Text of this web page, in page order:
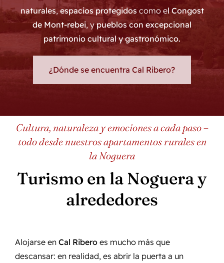
naturales,espacios protegidoscomo el Congost
de Mont-rebei, ypueblos con excepcional
patrimonio cultural y gastronómico.
¿Dónde se encuentra Cal Ribero?
Cultura, naturaleza y emociones a cada paso –
todo desde nuestros apartamentos rurales en
la Noguera
Turismo en la Noguera y
alrededores
Alojarse en Cal Ribero es mucho más que
descansar: en realidad, es abrir la puerta a un